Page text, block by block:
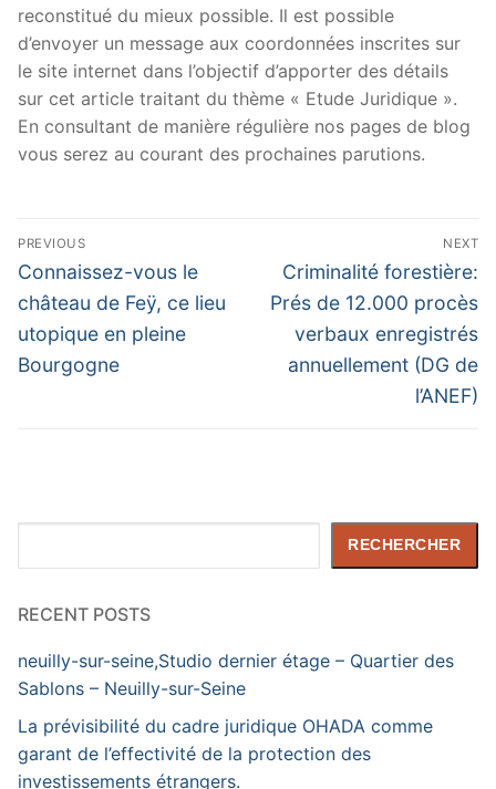
reconstitué du mieux possible. Il est possible
d’envoyer un message aux coordonnées inscrites sur
le site internet dans l’objectif d’apporter des détails
sur cet article traitant du thème « Etude Juridique ».
En consultant de manière régulière nos pages de blog
vous serez au courant des prochaines parutions.
Navigation
de
l’article
PREVIOUS
Previous
post:
Connaissez-vous le
château de Feÿ, ce lieu
utopique en pleine
Bourgogne
NEXT
Next
post:
Criminalité forestière:
Prés de 12.000 procès
verbaux enregistrés
annuellement (DG de
l’ANEF)
RECHERCHER
RECENT POSTS
neuilly-sur-seine,Studio dernier étage – Quartier des
Sablons – Neuilly-sur-Seine
La prévisibilité du cadre juridique OHADA comme
garant de l’effectivité de la protection des
investissements étrangers.